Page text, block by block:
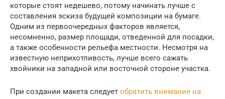
которые стоят недешево, потому начинать лучше с
составления эскиза будущей композиции на бумаге.
Одним из первоочередных факторов является,
несомненно, размер площади, отведенной для посадки,
а также особенности рельефа местности. Несмотря на
известную неприхотливость, лучше всего сажать
хвойники на западной или восточной стороне участка.
При создании макета следует обратить внимание на